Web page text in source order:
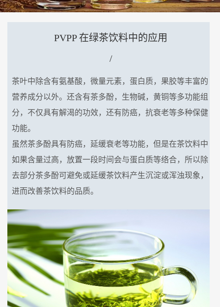
PVPP 在绿茶饮料中的应用
/
茶叶中除含有氨基酸，微量元素，蛋白质，果胶等丰富的
营养成分以外。还含有茶多酚，生物碱，黄铜等多功能组
分，不仅具有解渴的功效，还有防癌，抗衰老等多种保健
功能。
虽然茶多酚具有防癌，延缓衰老等功能，但是在茶饮料中
如果含量过高，放置一段时间会与蛋白质等络合，所以除
去部分茶多酚可避免或延缓茶饮料产生沉淀或浑浊现象，
进而改善茶饮料的品质。